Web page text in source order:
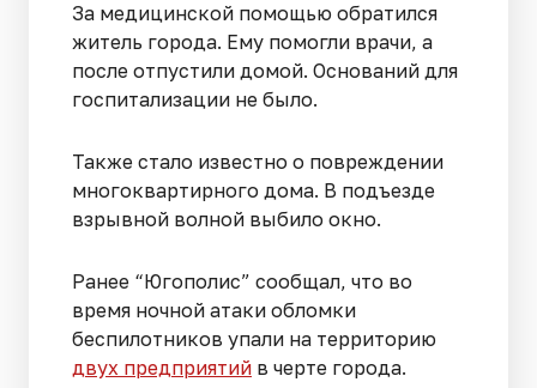
За медицинской помощью обратился
житель города. Ему помогли врачи, а
после отпустили домой. Оснований для
госпитализации не было.
Также стало известно о повреждении
многоквартирного дома. В подъезде
взрывной волной выбило окно.
Ранее “Югополис” сообщал, что во
время ночной атаки обломки
беспилотников упали на территорию
двух предприятий в черте города.